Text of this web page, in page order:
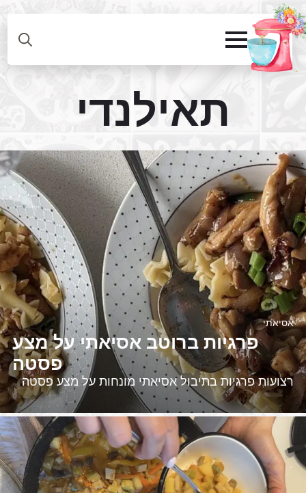
תאילנדי
פרגיות ברוטב אסיאתי על מצע
פסטה
אסיאתי
רצועות פרגיות בתיבול אסיאתי מונחות על מצע פסטה